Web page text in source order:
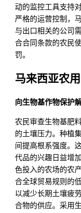
动的监控工具支持
严格的运营控制，
与出口相关的公司
合合同条款的农民
罚。
马来西亚农
向生物基作物保护
农民审查生物基肥
的土壤压力。种植
间提高根系强度。
代品的兴趣日益增
色投入的农场的农
合全球贸易规则的
以减少长期土壤疲
合物的供应。采用